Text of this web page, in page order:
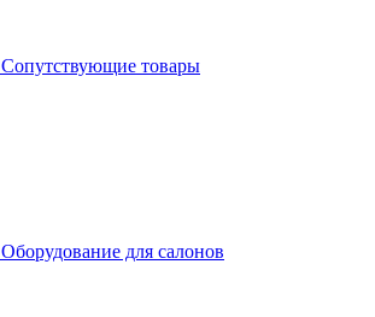
Сопутствующие товары
Оборудование для салонов